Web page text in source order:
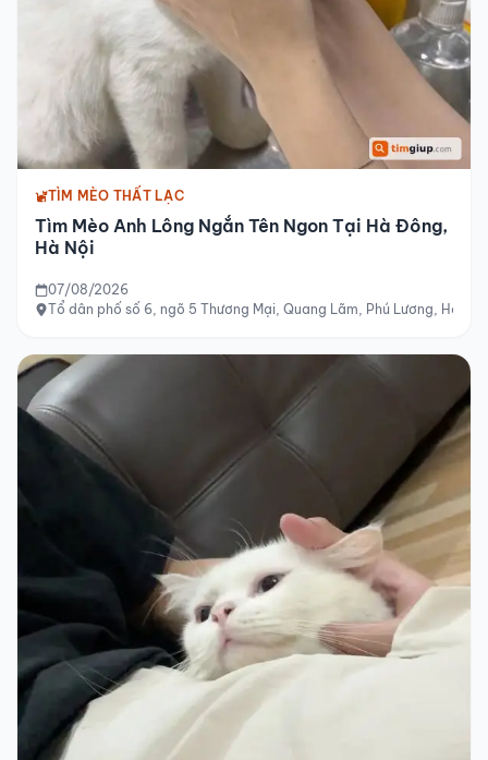
TÌM MÈO THẤT LẠC
Tìm Mèo Anh Lông Ngắn Tên Ngon Tại Hà Đông,
Hà Nội
07/08/2026
Tổ dân phố số 6, ngõ 5 Thương Mại, Quang Lãm, Phú Lương, Hà